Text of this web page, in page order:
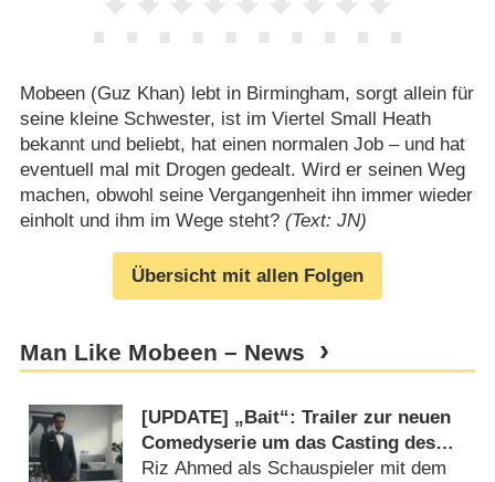
Mobeen (Guz Khan) lebt in Birmingham, sorgt allein für
seine kleine Schwester, ist im Viertel Small Heath
bekannt und beliebt, hat einen normalen Job – und hat
eventuell mal mit Drogen gedealt. Wird er seinen Weg
machen, obwohl seine Vergangenheit ihn immer wieder
einholt und ihm im Wege steht? (Text: JN)
Übersicht mit allen Folgen
Man Like Mobeen – News
[UPDATE] „Bait“: Trailer zur neuen
Comedyserie um das Casting des
nächsten James Bond
Riz Ahmed als Schauspieler mit dem